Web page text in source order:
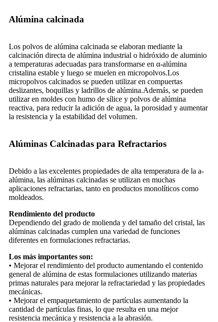
Alúmina calcinada
Los polvos de alúmina calcinada se elaboran mediante la
calcinación directa de alúmina industrial o hidróxido de aluminio
a temperaturas adecuadas para transformarse en α-alúmina
cristalina estable y luego se muelen en micropolvos.Los
micropolvos calcinados se pueden utilizar en compuertas
deslizantes, boquillas y ladrillos de alúmina.Además, se pueden
utilizar en moldes con humo de sílice y polvos de alúmina
reactiva, para reducir la adición de agua, la porosidad y aumentar
la resistencia y la estabilidad del volumen.
Alúminas Calcinadas para Refractarios
Debido a las excelentes propiedades de alta temperatura de la a-
alúmina, las alúminas calcinadas se utilizan en muchas
aplicaciones refractarias, tanto en productos monolíticos como
moldeados.
Rendimiento del producto
Dependiendo del grado de molienda y del tamaño del cristal, las
alúminas calcinadas cumplen una variedad de funciones
diferentes en formulaciones refractarias.
Los más importantes son:
• Mejorar el rendimiento del producto aumentando el contenido
general de alúmina de estas formulaciones utilizando materias
primas naturales para mejorar la refractariedad y las propiedades
mecánicas.
• Mejorar el empaquetamiento de partículas aumentando la
cantidad de partículas finas, lo que resulta en una mejor
resistencia mecánica y resistencia a la abrasión.